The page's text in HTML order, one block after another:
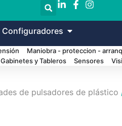
Maniobra - proteccion -
Gabinetes y Tableros
Sensores
de pulsadores de plástico